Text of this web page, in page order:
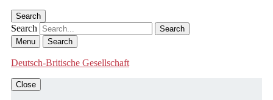
Search
Search
Menu Search
Deutsch-Britische Gesellschaft
Close